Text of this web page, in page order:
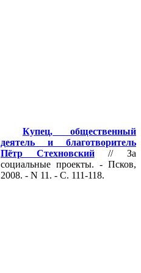
Купец, общественный
деятель и благотворитель
Пётр Стехновский// За
социальные проекты. - Псков,
2008. - N 11. - С. 111-118.